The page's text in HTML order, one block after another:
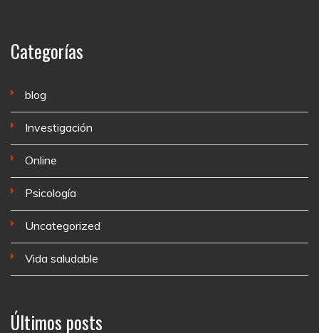
Categorías
blog
Investigación
Online
Psicología
Uncategorized
Vida saludable
Últimos posts